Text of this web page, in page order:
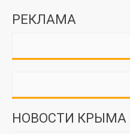
РЕКЛАМА
НОВОСТИ КРЫМА